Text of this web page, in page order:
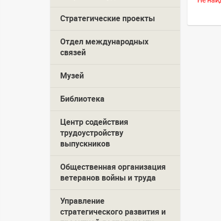
Стратегические проекты
Отдел международных
связей
Музей
Библиотека
Центр содействия
трудоустройству
выпускников
Общественная организация
ветеранов войны и труда
Управление
стратегического развития и